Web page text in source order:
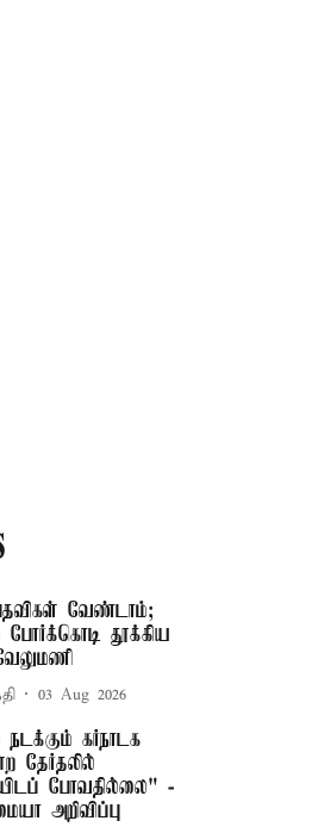
வேண்டாம்;
தூக்கிய
03 Aug 2026
நடக்கும் கர்நாடக
தேர்தலில்
போவதில்லை" -
அறிவிப்பு